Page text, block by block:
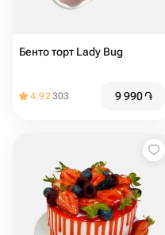
Бенто торт Lady Bug
4.92303 9 990֏